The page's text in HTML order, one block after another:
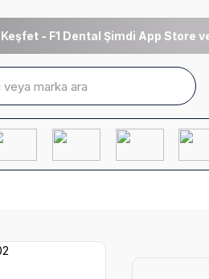
- F1 Dental Şimdi App Store